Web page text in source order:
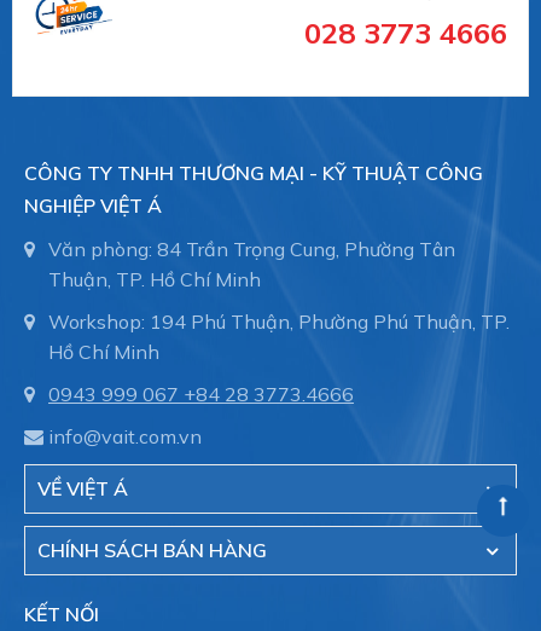
028 3773 4666
CÔNG TY TNHH THƯƠNG MẠI - KỸ THUẬT CÔNG
NGHIỆP VIỆT Á
Văn phòng: 84 Trần Trọng Cung, Phường Tân
Thuận, TP. Hồ Chí Minh
Workshop: 194 Phú Thuận, Phường Phú Thuận, TP.
Hồ Chí Minh
0943 999 067 +84 28 3773.4666
info@vait.com.vn
VỀ VIỆT Á
CHÍNH SÁCH BÁN HÀNG
KẾT NỐI